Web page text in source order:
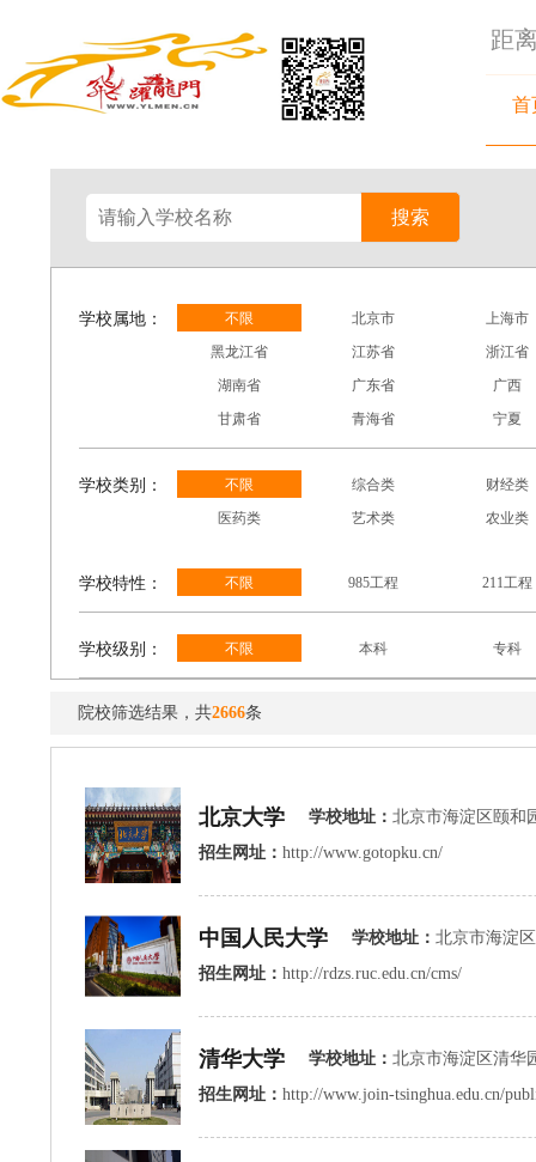
距
首
搜索
学校属地： 不限 北京市
上海市
黑龙江省
江苏省
浙江省
湖南省
广东省
广西
甘肃省
青海省 宁夏
学校类别： 不限 综合类
财经类
医药类
艺术类 农业类
学校特性： 不限 985工程 211工程
学校级别： 不限 本科 专科
院校筛选结果，共2666条
北京大学 学校地址： 北京市海淀区颐和
招生网址： http://www.gotopku.cn/
中国人民大学 学校地址： 北京市海淀区
招生网址： http://rdzs.ruc.edu.cn/cms/
清华大学 学校地址： 北京市海淀区清华
招生网址： http://www.join-tsinghua.edu.cn/